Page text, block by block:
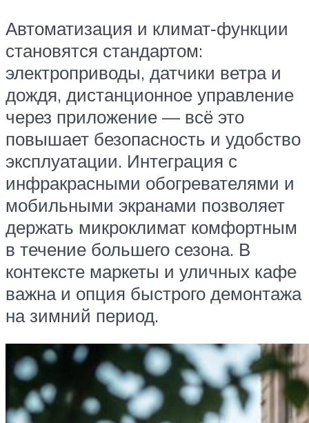
Автоматизация и климат‑функции
становятся стандартом:
электроприводы, датчики ветра и
дождя, дистанционное управление
через приложение — всё это
повышает безопасность и удобство
эксплуатации. Интеграция с
инфракрасными обогревателями и
мобильными экранами позволяет
держать микроклимат комфортным
в течение большего сезона. В
контексте маркеты и уличных кафе
важна и опция быстрого демонтажа
на зимний период.